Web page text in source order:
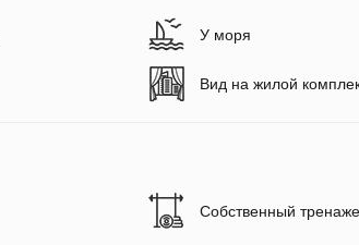
У моря
Вид на жилой
Собственный